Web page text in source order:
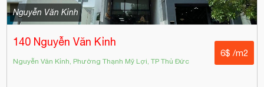
Nguyễn Văn Kỉnh
140 Nguyễn Văn Kỉnh
Nguyễn Văn Kỉnh, Phường Thạnh Mỹ Lợi, TP Thủ Đức
6$ /m2